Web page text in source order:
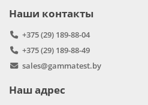
Наши контакты
+375 (29) 189-88-04
+375 (29) 189-88-49
sales@gammatest.by
Наш адрес